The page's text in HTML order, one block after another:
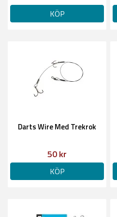
KÖP
Darts Wire Med Trekrok
50 kr
KÖP